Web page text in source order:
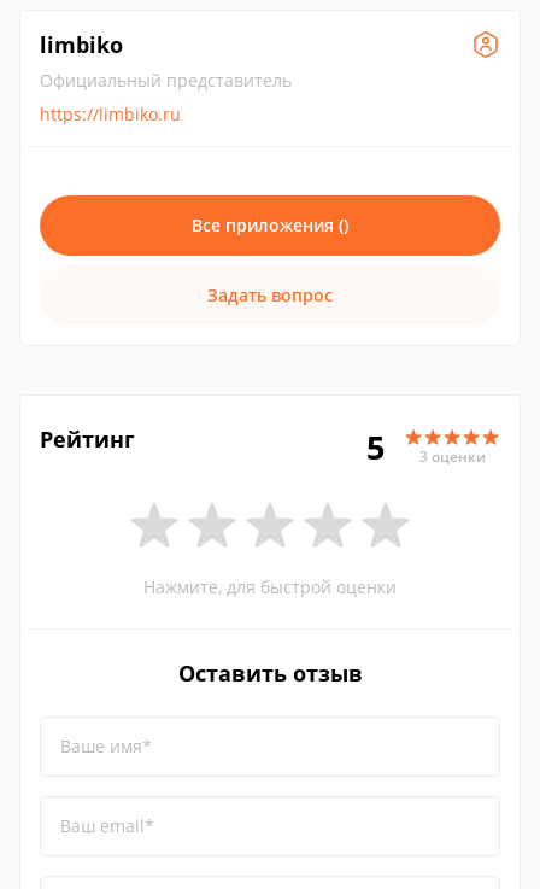
limbiko
Официальный представитель
https://limbiko.ru
Все приложения ()
Задать вопрос
Рейтинг 5 3 оценки
Нажмите, для быстрой оценки
Оставить отзыв
Ваше имя*
Ваш email*